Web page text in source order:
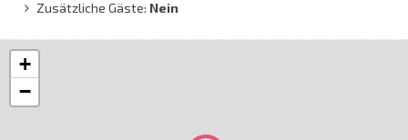
Zusätzliche Gäste: Nein
+
−